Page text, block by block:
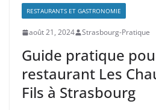
RESTAURANTS ET GASTRONOMIE
août 21, 2024 Strasbourg-Pratique
Guide pratique
restaurant Les
Fils à Strasbourg